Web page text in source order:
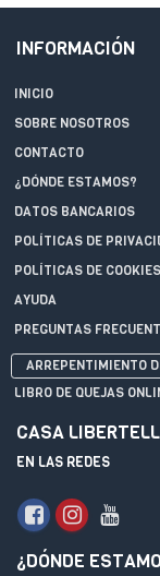
INFORMACIÓN
INICIO
SOBRE NOSOTROS
CONTACTO
¿DÓNDE ESTAMOS?
DATOS BANCARIOS
POLÍTICAS DE
POLÍTICAS DE COOKIES
AYUDA
PREGUNTAS
ARREPENTIMIENTO
LIBRO DE QUEJAS
CASA
EN LAS REDES
¿DÓNDE